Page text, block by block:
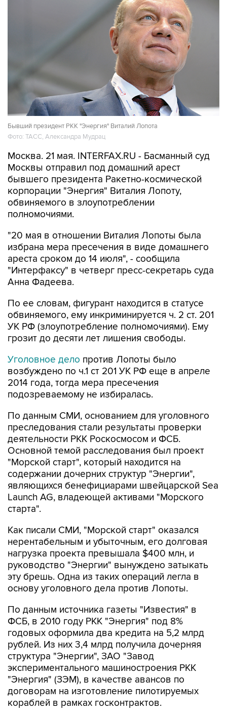
Бывший президент РКК "Энергия" Виталий Лопота
Фото: ТАСС, Александра Мудрац
Москва. 21 мая. INTERFAX.RU - Басманный суд
Москвы отправил под домашний арест
бывшего президента Ракетно-космической
корпорации "Энергия" Виталия Лопоту,
обвиняемого в злоупотреблении
полномочиями.
"20 мая в отношении Виталия Лопоты была
избрана мера пресечения в виде домашнего
ареста сроком до 14 июля", - сообщила
"Интерфаксу" в четверг пресс-секретарь суда
Анна Фадеева.
По ее словам, фигурант находится в статусе
обвиняемого, ему инкриминируется ч. 2 ст. 201
УК РФ (злоупотребление полномочиями). Ему
грозит до десяти лет лишения свободы.
Уголовное дело против Лопоты было
возбуждено по ч.1 ст 201 УК РФ еще в апреле
2014 года, тогда мера пресечения
подозреваемому не избиралась.
По данным СМИ, основанием для уголовного
преследования стали результаты проверки
деятельности РКК Роскосмосом и ФСБ.
Основной темой расследования был проект
"Морской старт", который находится на
содержании дочерних структур "Энергии",
являющихся бенефициарами швейцарской Sea
Launch AG, владеющей активами "Морского
старта".
Как писали СМИ, "Морской старт" оказался
нерентабельным и убыточным, его долговая
нагрузка проекта превышала $400 млн, и
руководство "Энергии" вынуждено затыкать
эту брешь. Одна из таких операций легла в
основу уголовного дела против Лопоты.
По данным источника газеты "Известия" в
ФСБ, в 2010 году РКК "Энергия" под 8%
годовых оформила два кредита на 5,2 млрд
рублей. Из них 3,4 млрд получила дочерняя
структура "Энергии", ЗАО "Завод
экспериментального машиностроения РКК
"Энергия" (ЗЭМ), в качестве авансов по
договорам на изготовление пилотируемых
кораблей в рамках госконтрактов.